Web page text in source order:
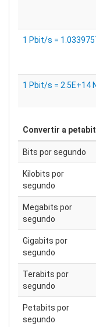
1 Pbit/s =
1 Pbit/s = 2.5E+14
Convertir a
Bits por segundo
Kilobits por
segundo
Megabits por
segundo
Gigabits por
segundo
Terabits por
segundo
Petabits por
segundo